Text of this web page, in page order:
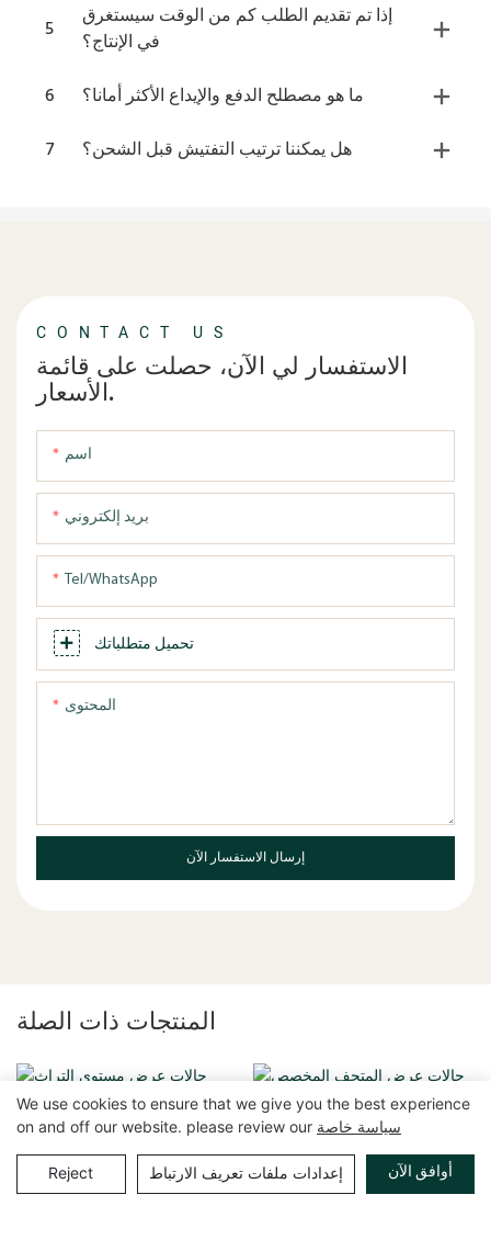
5
إذا تم تقديم الطلب كم من الوقت سيستغرق
في الإنتاج؟
6
ما هو مصطلح الدفع والإيداع الأكثر أمانا؟
7
هل يمكننا ترتيب التفتيش قبل الشحن؟
CONTACT US
الاستفسار لي الآن، حصلت على قائمة
الأسعار.
اسم
بريد إلكتروني
Tel/WhatsApp
تحميل متطلباتك
المحتوى
إرسال الاستفسار الآن
المنتجات ذات الصلة
We use cookies to ensure that we give you the best experience
on and off our website. please review our سياسة خاصة
Reject إعدادات ملفات تعريف الارتباط أوافق الآن